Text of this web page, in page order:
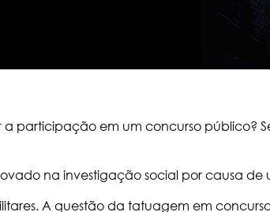
participação em um concurso público?
na investigação social por causa
A questão da tatuagem em